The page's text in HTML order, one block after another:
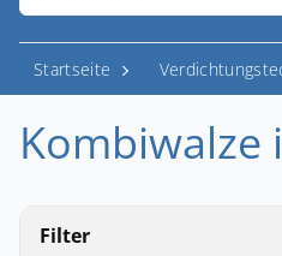
Startseite
Kombiwalze
Filter